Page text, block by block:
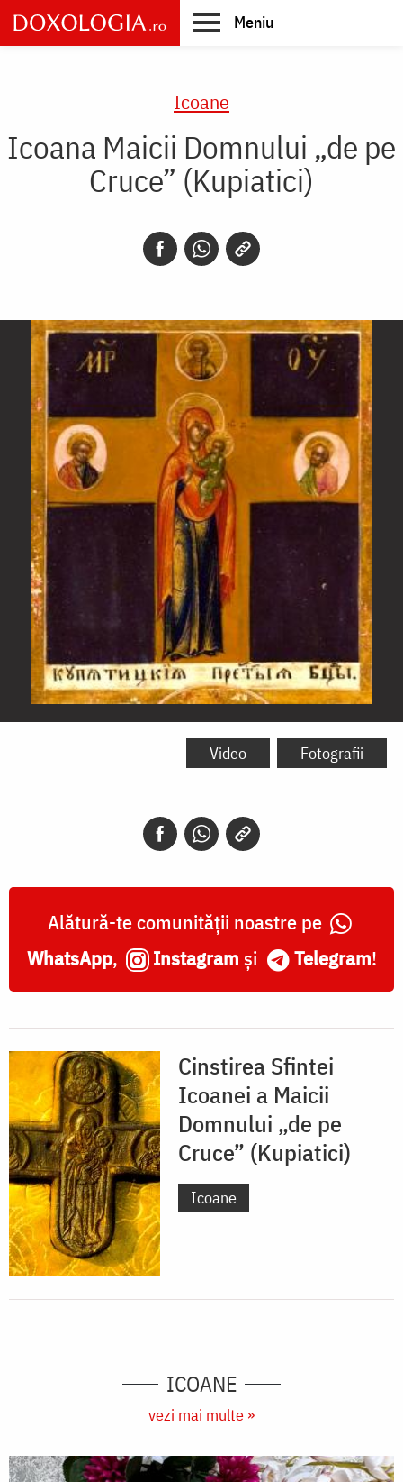
Skip
to
main
Meniu
Icoane
Icoana Maicii Domnului „de pe
Cruce” (Kupiatici)
Icoana
(Kupiatici)
Video Fotografii
Alătură-te comunității noastre pe
WhatsApp, Instagram și Telegram!
Cinstirea Sfintei
Icoanei a Maicii
Domnului „de pe
Cruce” (Kupiatici)
Icoane
ICOANE
vezi mai multe »